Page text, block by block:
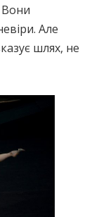
Вони
Але
шлях, не